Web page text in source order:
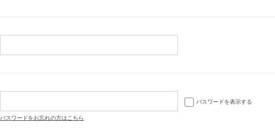
パスワードを表示する
パスワードをお忘れの方はこちら